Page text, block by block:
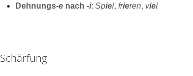
Dehnungs-e nach -i:Spiel,frieren, viel
Schärfung